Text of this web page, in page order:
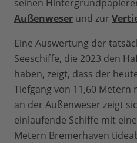
seinen
Außenweser und zur
Eine Auswertung der
Seeschiffe, die 2023 den
haben, zeigt, dass der
Tiefgang von 11,60 Metern
an der Außenweser zeigt
einlaufende Schiffe mit
Metern Bremerhaven